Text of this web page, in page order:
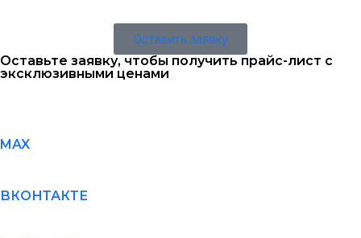
Оставить заявку
Оставьте заявку, чтобы получить прайс-лист с
эксклюзивными ценами
MAX
ВКОНТАКТЕ